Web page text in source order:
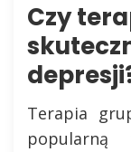
Czy
Terapia